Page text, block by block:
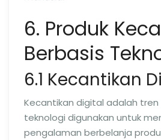
6. Produk
Berbasis
6.1 Kecantikan
Kecantikan digital adalah
teknologi digunakan untuk
pengalaman berbelanja